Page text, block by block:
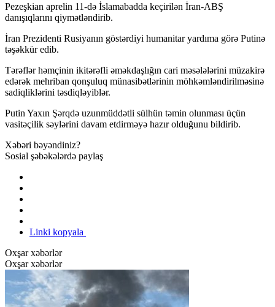
Pezeşkian aprelin 11-də İslamabadda keçirilən İran-ABŞ
danışıqlarını qiymətləndirib.
İran Prezidenti Rusiyanın göstərdiyi humanitar yardıma görə Putinə
təşəkkür edib.
Tərəflər həmçinin ikitərəfli əməkdaşlığın cari məsələlərini müzakirə
edərək mehriban qonşuluq münasibətlərinin möhkəmləndirilməsinə
sadiqliklərini təsdiqləyiblər.
Putin Yaxın Şərqdə uzunmüddətli sülhün təmin olunması üçün
vasitəçilik səylərini davam etdirməyə hazır olduğunu bildirib.
Xəbəri bəyəndiniz?
Sosial şəbəkələrdə paylaş
Linki kopyala
Oxşar xəbərlər
Oxşar xəbərlər